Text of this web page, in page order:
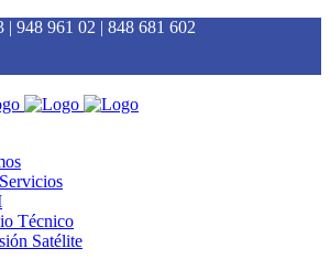
| 948 961 02 | 848 681 602
Técnico
Satélite